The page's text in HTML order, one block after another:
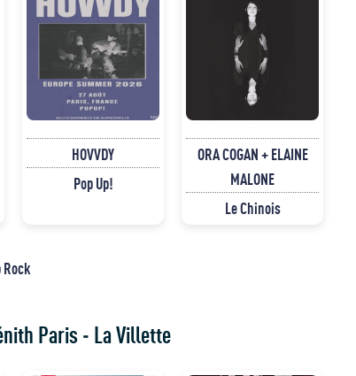
HOVVDY
Pop Up!
ORA COGAN + ELAINE
MALONE
Le Chinois
Paris - La Villette